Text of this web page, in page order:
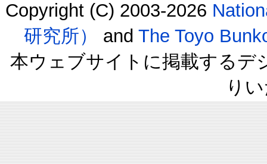
Copyright (C) 2003-2026
研究所）
and The Toyo
本ウェブサイトに掲載するデ
り